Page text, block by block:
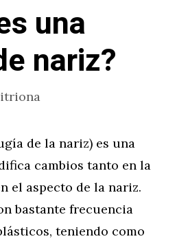
una
nariz?
de la nariz) es una
cambios tanto en la
el aspecto de la nariz.
bastante frecuencia
teniendo como